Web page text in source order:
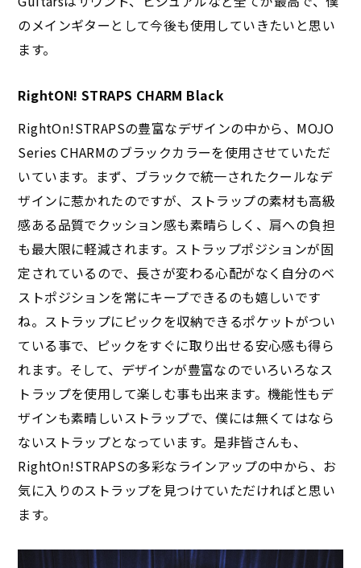
のメインギターとして今後も使用していきたいと思い
ます。
RightON! STRAPS CHARM Black
RightOn!STRAPSの豊富なデザインの中から、MOJO
Series CHARMのブラックカラーを使用させていただ
いています。まず、ブラックで統一されたクールなデ
ザインに惹かれたのですが、ストラップの素材も高級
感ある品質でクッション感も素晴らしく、肩への負担
も最大限に軽減されます。ストラップポジションが固
定されているので、長さが変わる心配がなく自分のベ
ストポジションを常にキープできるのも嬉しいです
ね。ストラップにピックを収納できるポケットがつい
ている事で、ピックをすぐに取り出せる安心感も得ら
れます。そして、デザインが豊富なのでいろいろなス
トラップを使用して楽しむ事も出来ます。機能性もデ
ザインも素晴しいストラップで、僕には無くてはなら
ないストラップとなっています。是非皆さんも、
RightOn!STRAPSの多彩なラインアップの中から、お
気に入りのストラップを見つけていただければと思い
ます。